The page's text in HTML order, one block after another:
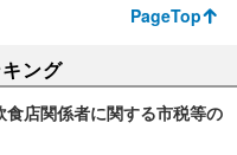
PageTop
ング
店関係者に関する市税等の